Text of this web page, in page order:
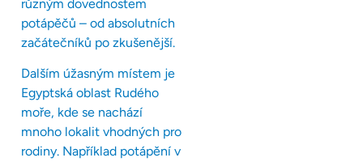
různým dovednostem
potápěčů – od absolutních
začátečníků po zkušenější.
Dalším úžasným místem je
Egyptská oblast Rudého
moře, kde se nachází
mnoho lokalit vhodných pro
rodiny. Například potápění v